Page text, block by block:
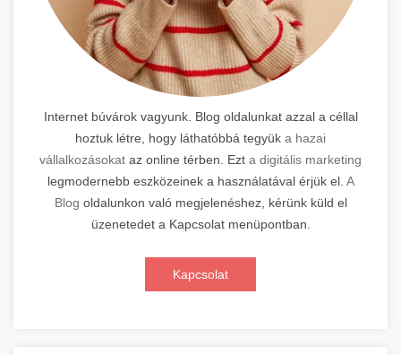
Internet búvárok vagyunk. Blog oldalunkat azzal a céllal
hoztuk létre, hogy láthatóbbá tegyük a hazai
vállalkozásokat az online térben. Ezt a digitális marketing
legmodernebb eszközeinek a használatával érjük el. A
Blog oldalunkon való megjelenéshez, kérünk küld el
üzenetedet a Kapcsolat menüpontban.
Kapcsolat